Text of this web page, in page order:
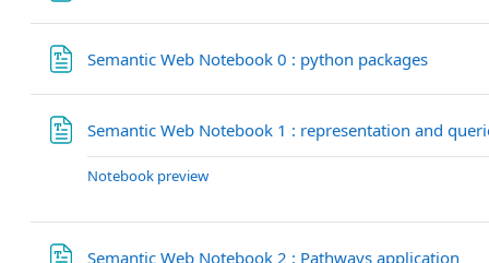
Semantic Web Notebook 0 : python packages
Semantic Web Notebook 1 : representation and
Notebook preview
Semantic Web Notebook 2 : Pathways application